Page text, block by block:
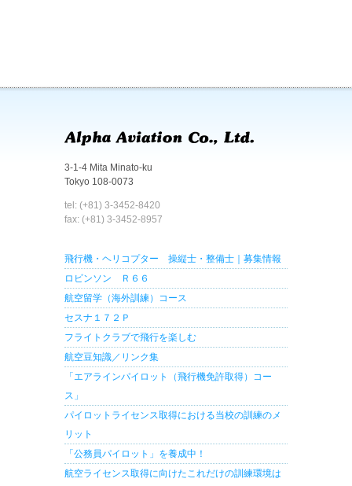
3-1-4 Mita Minato-ku
Tokyo 108-0073
tel: (+81) 3-3452-8420
fax: (+81) 3-3452-8957
飛行機・ヘリコプター 操縦士・整備士｜募集情報
ロビンソン Ｒ６６
航空留学（海外訓練）コース
セスナ１７２Ｐ
フライトクラブで飛行を楽しむ
航空豆知識／リンク集
「エアラインパイロット（飛行機免許取得）コー
ス」
パイロットライセンス取得における当校の訓練のメ
リット
「公務員パイロット」を養成中！
航空ライセンス取得に向けたこれだけの訓練環境は